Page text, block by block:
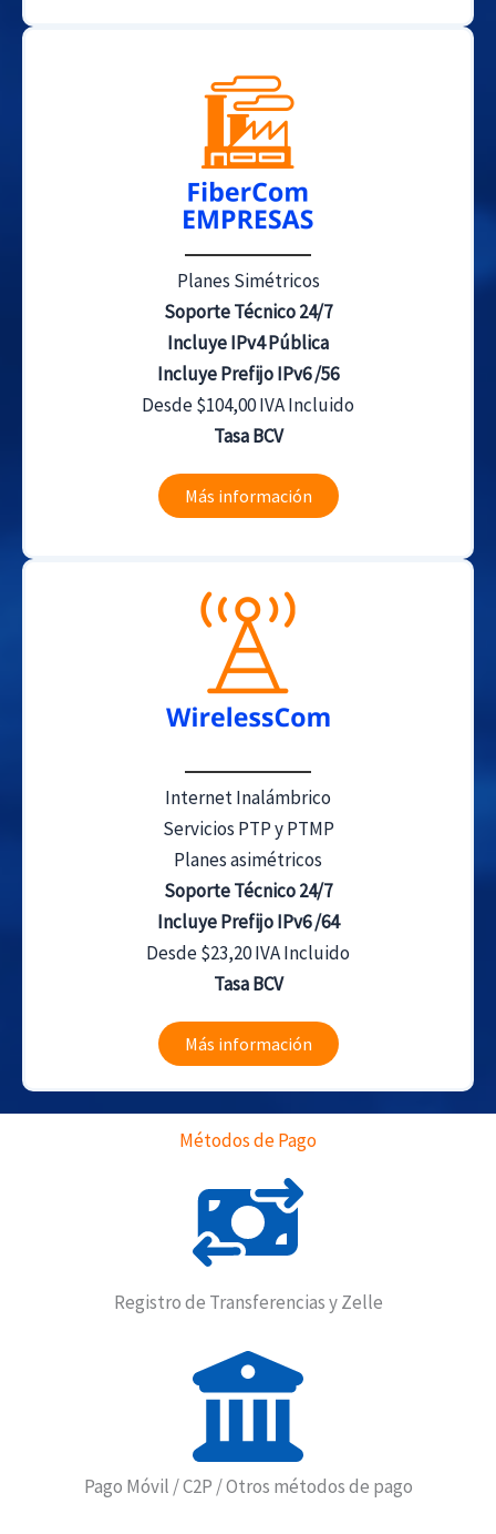
Planes Simétricos
Soporte Técnico 24/7
Incluye IPv4 Pública
Incluye Prefijo IPv6 /56
Desde $104,00 IVA Incluido
Tasa BCV
Más información
Internet Inalámbrico
Servicios PTP y PTMP
Planes asimétricos
Soporte Técnico 24/7
Incluye Prefijo IPv6 /64
Desde $23,20 IVA Incluido
Tasa BCV
Más información
Métodos de Pago
Registro de Transferencias y Zelle
Pago Móvil / C2P / Otros métodos de pago